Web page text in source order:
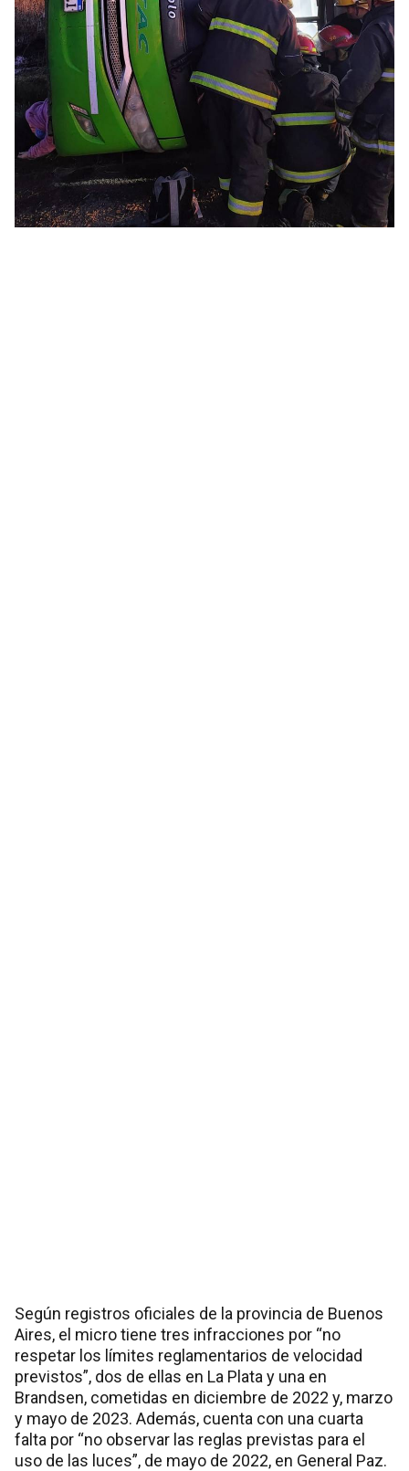
Según registros oficiales de la provincia de Buenos
Aires, el micro tiene tres infracciones por “no
respetar los límites reglamentarios de velocidad
previstos”, dos de ellas en La Plata y una en
Brandsen, cometidas en diciembre de 2022 y, marzo
y mayo de 2023. Además, cuenta con una cuarta
falta por “no observar las reglas previstas para el
uso de las luces”, de mayo de 2022, en General Paz.